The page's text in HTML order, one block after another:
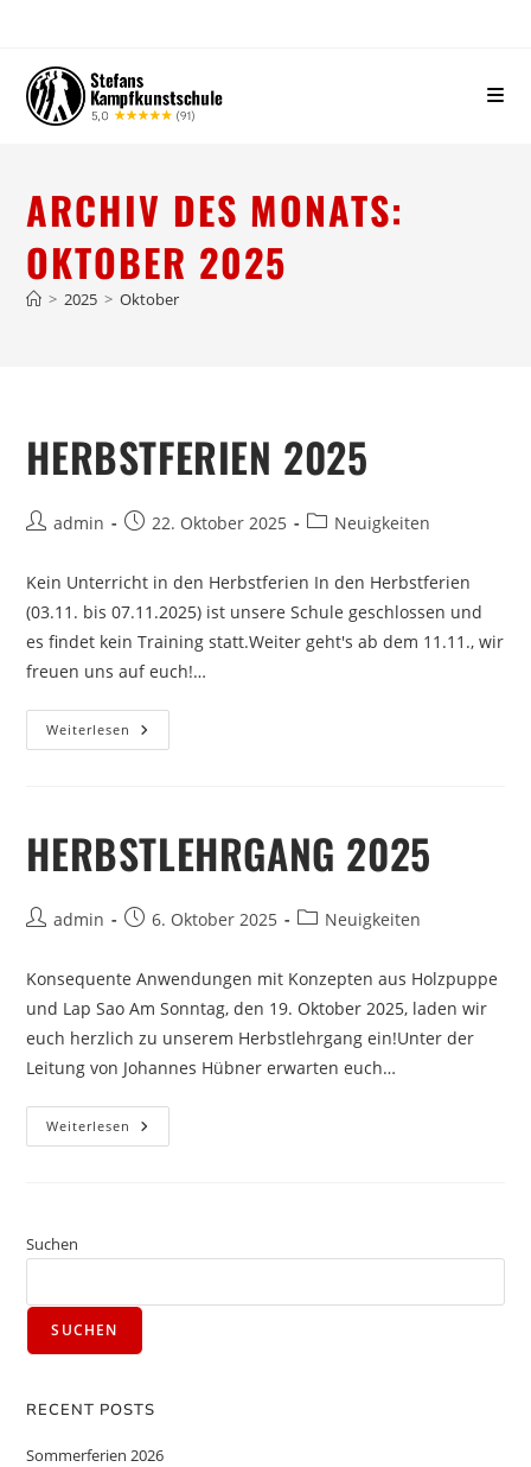
ARCHIV DES MONATS:
OKTOBER 2025
> 2025 > Oktober
HERBSTFERIEN 2025
admin 22. Oktober 2025 Neuigkeiten
Kein Unterricht in den Herbstferien In den Herbstferien
(03.11. bis 07.11.2025) ist unsere Schule geschlossen und
es findet kein Training statt.Weiter geht's ab dem 11.11., wir
freuen uns auf euch!…
Weiterlesen
HERBSTLEHRGANG 2025
admin 6. Oktober 2025 Neuigkeiten
Konsequente Anwendungen mit Konzepten aus Holzpuppe
und Lap Sao Am Sonntag, den 19. Oktober 2025, laden wir
euch herzlich zu unserem Herbstlehrgang ein!Unter der
Leitung von Johannes Hübner erwarten euch…
Weiterlesen
Suchen
SUCHEN
RECENT POSTS
Sommerferien 2026